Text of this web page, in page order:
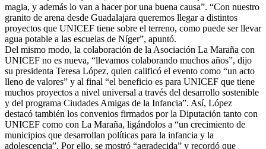
magia, y además lo van a hacer por una buena causa”. “Con nuestro
granito de arena desde Guadalajara queremos llegar a distintos
proyectos que UNICEF tiene sobre el terreno, como puede ser llevar
agua potable a las escuelas de Níger”, apuntó.
Del mismo modo, la colaboración de la Asociación La Maraña con
UNICEF no es nueva, “llevamos colaborando muchos años”, dijo
su presidenta Teresa López, quien calificó el evento como “un acto
lleno de valores” y al final “el beneficio es para UNICEF que tiene
muchos proyectos a nivel universal a través del desarrollo sostenible
y del programa Ciudades Amigas de la Infancia”. Así, López
destacó también los convenios firmados por la Diputación tanto con
UNICEF como con La Maraña, ligándolos a “un crecimiento de
municipios que desarrollan políticas para la infancia y la
adolescencia”. Por ello, se mostró “agradecida” y recordó que